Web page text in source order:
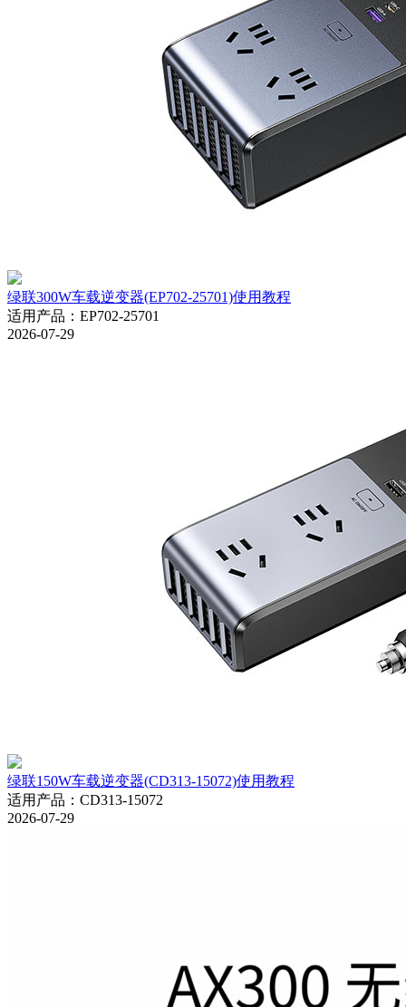
绿联300W车载逆变器(EP702-25701)使用教程
适用产品 ： EP702-25701
2026-07-29
绿联150W车载逆变器(CD313-15072)使用教程
适用产品 ： CD313-15072
2026-07-29